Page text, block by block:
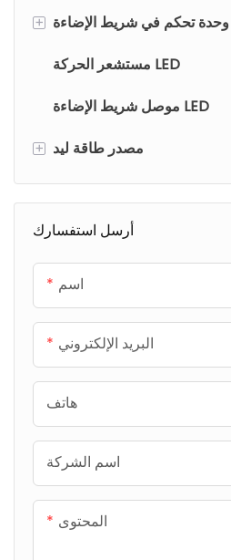
شريط إضاءة LED خارجي لجدران +
جهاز التحكم عن بعد
وحدة تحكم ذكية تعمل بالبلوتوث
وحدة تحكم ذكية واي فاي
وحدة التحكم الذكية زيجبي
وحدة التحكم الذكية من ماتر
مستشعر الحركة LED
موصل شريط الإضاءة LED
+ مصدر طاقة ليد
قطاع إمدادات الطاقة الخفيفة
خزانة مصدر الطاقة الخفيفة
أرسل استفسارك
اسم
البريد الإلكتروني
هاتف
اسم الشركة
المحتوى